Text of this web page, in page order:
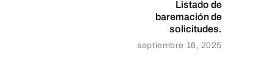
Listado de
baremación de
solicitudes.
septiembre 16, 2025